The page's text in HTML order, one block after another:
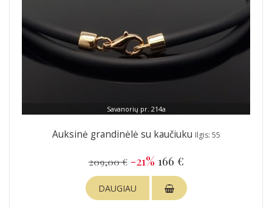
Savanorių pr. 214a
Auksinė grandinėlė su kaučiuku Ilgis: 55
209,00 € -21% 166 €
DAUGIAU